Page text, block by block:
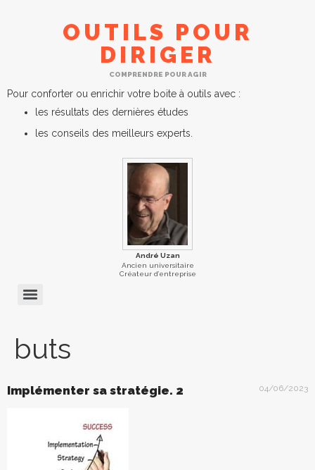
OUTILS POUR
DIRIGER
COMPRENDRE POUR AGIR
Pour conforter ou enrichir votre boite à outils avec :
les résultats des dernières études
les conseils des meilleurs experts.
André Uzan
Ancien universitaire
Créateur d’entreprise
buts
Implémenter sa stratégie. 2 04/06/2023